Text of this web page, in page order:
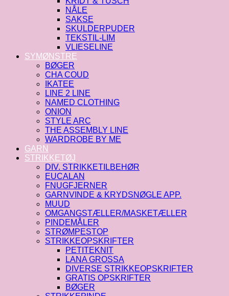
NÅLE
SAKSE
SKULDERPUDER
TEKSTIL-LIM
VLIESELINE
SYMØNSTRE
BØGER
CHA COUD
IKATEE
LINE 2 LINE
NAMED CLOTHING
ONION
STYLE ARC
THE ASSEMBLY LINE
WARDROBE BY ME
GARN
STRIKKETØJ
DIV. STRIKKETILBEHØR
EUCALAN
FNUGFJERNER
GARNVINDE & KRYDSNØGLE APP.
MUUD
OMGANGSTÆLLER/MASKETÆLLER
PINDEMÅLER
STRØMPESTOP
STRIKKEOPSKRIFTER
PETITEKNIT
LANA GROSSA
DIVERSE STRIKKEOPSKRIFTER
GRATIS OPSKRIFTER
BØGER